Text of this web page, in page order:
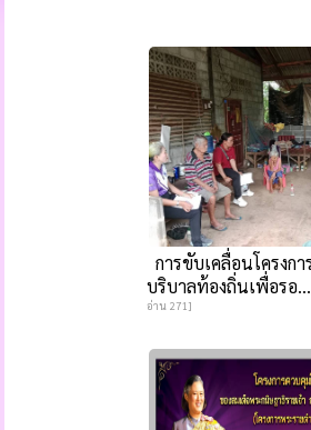
การขับเคลื่อนโครงก
บริบาลท้องถิ่นเพื่อรอ...
อ่าน 271]